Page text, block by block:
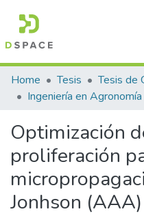
Communities & Collections
All of DSpace
Statistics
Home Tesis
Tesis de
Ingeniería en Agronomía
Optimización
proliferación
Jonhson (AAA)